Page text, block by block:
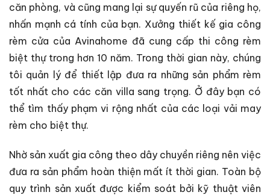
căn phòng, và cũng mang lại sự quyến rũ của riêng họ,
nhấn mạnh cá tính của bạn. Xưởng thiết kế gia công
rèm cửa của Avinahome đã cung cấp thi công rèm
biệt thự trong hơn 10 năm. Trong thời gian này, chúng
tôi quản lý để thiết lập đưa ra những sản phẩm rèm
tốt nhất cho các căn villa sang trọng. Ở đây bạn có
thể tìm thấy phạm vi rộng nhất của các loại vải may
rèm cho biệt thự.
Nhờ sản xuất gia công theo dây chuyền riêng nên việc
đưa ra sản phẩm hoàn thiện mất ít thời gian. Toàn bộ
quy trình sản xuất được kiểm soát bởi kỹ thuật viên